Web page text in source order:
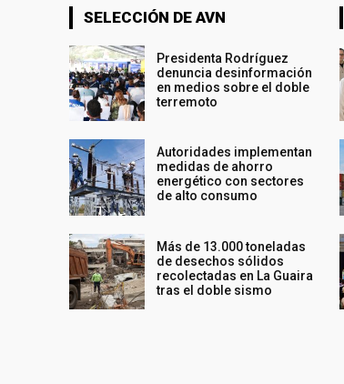
SELECCIÓN DE AVN
Presidenta Rodríguez
denuncia desinformación
en medios sobre el doble
terremoto
Autoridades implementan
medidas de ahorro
energético con sectores
de alto consumo
Más de 13.000 toneladas
de desechos sólidos
recolectadas en La Guaira
tras el doble sismo